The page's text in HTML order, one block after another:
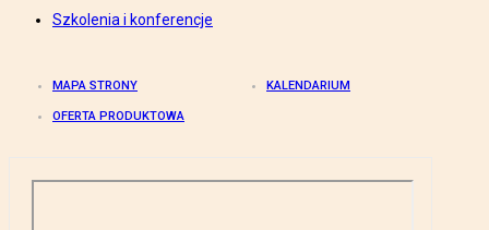
Szkolenia i konferencje
MAPA STRONY KALENDARIUM
OFERTA PRODUKTOWA